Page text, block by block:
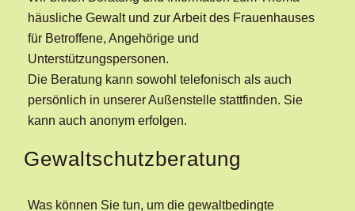
häusliche Gewalt und zur Arbeit des Frauenhauses
für Betroffene, Angehörige und
Unterstützungspersonen.
Die Beratung kann sowohl telefonisch als auch
persönlich in unserer Außenstelle stattfinden. Sie
kann auch anonym erfolgen.
Gewaltschutzberatung
Was können Sie tun, um die gewaltbedingte